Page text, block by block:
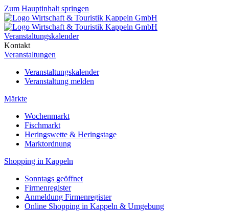
Zum Hauptinhalt springen
Veranstaltungskalender
Kontakt
Veranstaltungen
Veranstaltungskalender
Veranstaltung melden
Märkte
Wochenmarkt
Fischmarkt
Heringswette & Heringstage
Marktordnung
Shopping in Kappeln
Sonntags geöffnet
Firmenregister
Anmeldung Firmenregister
Online Shopping in Kappeln & Umgebung